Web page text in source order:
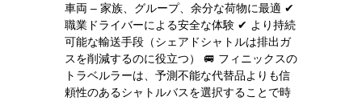
車両 – 家族、グループ、余分な荷物に最適 ✔
職業ドライバーによる安全な体験 ✔ より持続
可能な輸送手段（シェアドシャトルは排出ガ
スを削減するのに役立つ） 🚐 フィニックスの
トラベルラーは、予測不能な代替品よりも信
頼性のあるシャトルバスを選択することで時